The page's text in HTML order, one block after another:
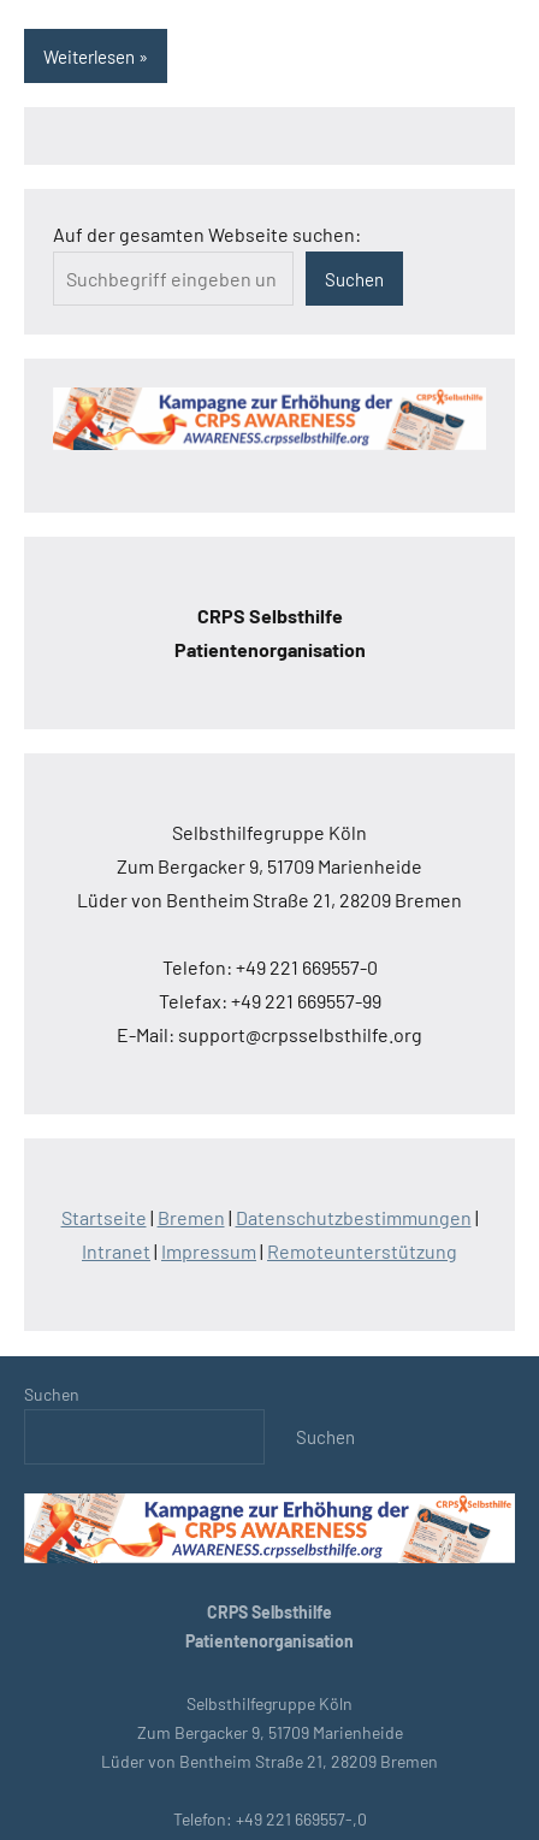
Weiterlesen
Auf der gesamten Webseite suchen:
Suchen
CRPS Selbsthilfe
Patientenorganisation
Selbsthilfegruppe Köln
Zum Bergacker 9, 51709 Marienheide
Lüder von Bentheim Straße 21, 28209 Bremen
Telefon: +49 221 669557-0
Telefax: +49 221 669557-99
E-Mail: support@crpsselbsthilfe.org
Startseite | Bremen | Datenschutzbestimmungen |
Intranet | Impressum | Remoteunterstützung
Suchen
Suchen
CRPS Selbsthilfe
Patientenorganisation
Selbsthilfegruppe Köln
Zum Bergacker 9, 51709 Marienheide
Lüder von Bentheim Straße 21, 28209 Bremen
Telefon: +49 221 669557-,0